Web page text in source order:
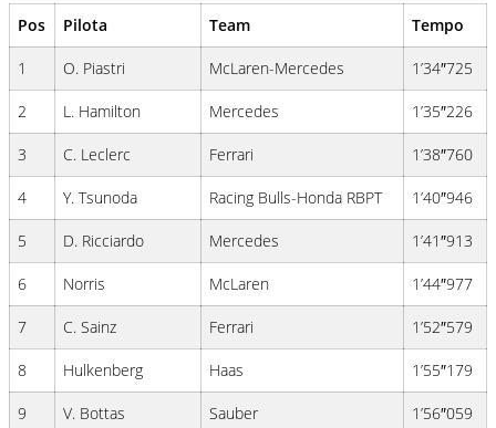
Pos Pilota Team Tempo
1 O. Piastri McLaren-Mercedes 1’34″725
2 L. Hamilton Mercedes 1’35″226
3 C. Leclerc Ferrari 1’38″760
4 Y. Tsunoda Racing Bulls-Honda RBPT 1’40″946
5 D. Ricciardo Mercedes 1’41″913
6 Norris McLaren 1’44″977
7 C. Sainz Ferrari 1’52″579
8 Hulkenberg Haas 1’55″179
9 V. Bottas Sauber 1’56″059